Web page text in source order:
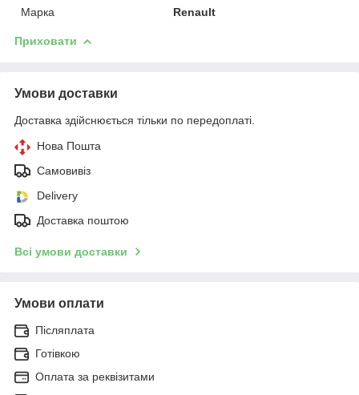
Марка
Renault
Приховати
Умови доставки
Доставка здійснюється тільки по передоплаті.
Нова Пошта
Самовивіз
Delivery
Доставка поштою
Всі умови доставки
Умови оплати
Післяплата
Готівкою
Оплата за реквізитами